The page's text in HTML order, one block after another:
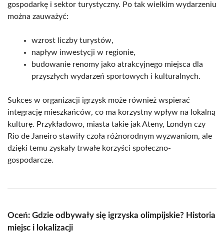
gospodarkę i sektor turystyczny. Po tak wielkim wydarzeniu
można zauważyć:
wzrost liczby turystów,
napływ inwestycji w regionie,
budowanie renomy jako atrakcyjnego miejsca dla
przyszłych wydarzeń sportowych i kulturalnych.
Sukces w organizacji igrzysk może również wspierać
integrację mieszkańców, co ma korzystny wpływ na lokalną
kulturę. Przykładowo, miasta takie jak Ateny, Londyn czy
Rio de Janeiro stawiły czoła różnorodnym wyzwaniom, ale
dzięki temu zyskały trwałe korzyści społeczno-
gospodarcze.
Oceń: Gdzie odbywały się igrzyska olimpijskie? Historia
miejsc i lokalizacji